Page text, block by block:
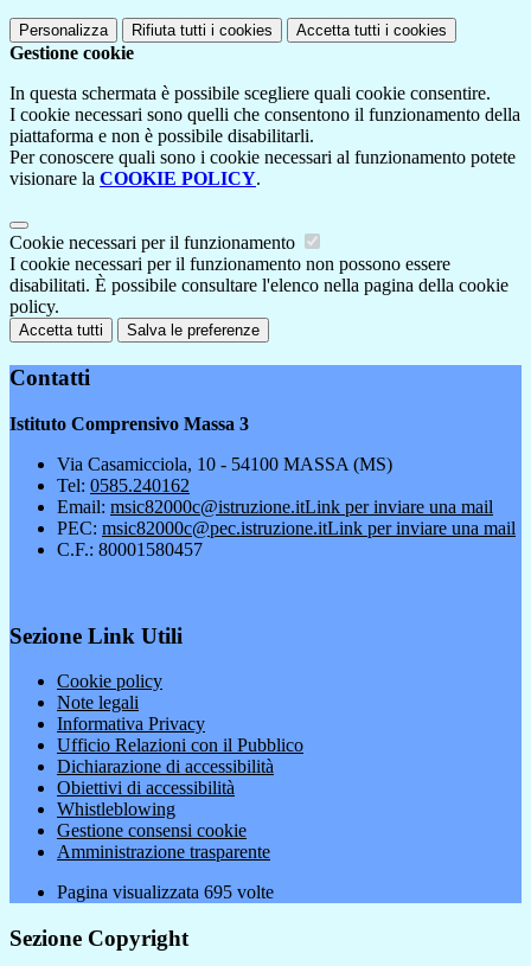
Personalizza Rifiuta tutti i cookies Accetta tutti i cookies
Gestione cookie
In questa schermata è possibile scegliere quali cookie consentire.
I cookie necessari sono quelli che consentono il funzionamento della
piattaforma e non è possibile disabilitarli.
Per conoscere quali sono i cookie necessari al funzionamento potete
visionare la COOKIE POLICY.
Cookie necessari per il funzionamento
I cookie necessari per il funzionamento non possono essere
disabilitati. È possibile consultare l'elenco nella pagina della cookie
policy.
Accetta tutti Salva le preferenze
Contatti
Istituto Comprensivo Massa 3
Via Casamicciola, 10 - 54100 MASSA (MS)
Tel: 0585.240162
Email: msic82000c@istruzione.itLink per inviare una mail
PEC: msic82000c@pec.istruzione.itLink per inviare una mail
C.F.: 80001580457
Sezione Link Utili
Cookie policy
Note legali
Informativa Privacy
Ufficio Relazioni con il Pubblico
Dichiarazione di accessibilità
Obiettivi di accessibilità
Whistleblowing
Gestione consensi cookie
Amministrazione trasparente
Pagina visualizzata 695 volte
Sezione Copyright